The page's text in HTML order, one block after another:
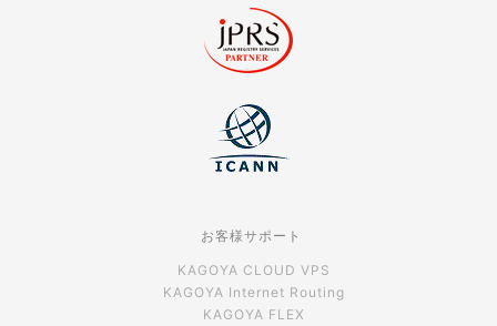
お客様サポート
KAGOYA CLOUD VPS
KAGOYA Internet Routing
KAGOYA FLEX